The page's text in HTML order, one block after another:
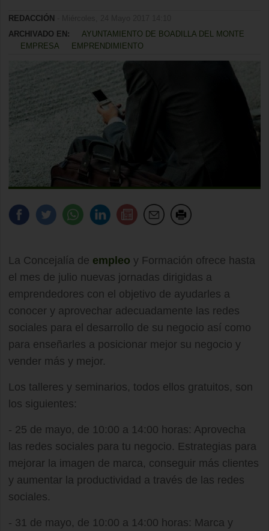
REDACCIÓN
ARCHIVADO EN:
AYUNTAMIENTO DE BOADILLA DEL MONTE
EMPRESA
EMPRENDIMIENTO
La Concejalía de empleo y Formación ofrece hasta
el mes de julio nuevas jornadas dirigidas a
emprendedores con el objetivo de ayudarles a
conocer y aprovechar adecuadamente las redes
sociales para el desarrollo de su negocio así como
para enseñarles a posicionar mejor su negocio y
vender más y mejor.
Los talleres y seminarios, todos ellos gratuitos, son
los siguientes:
- 25 de mayo, de 10:00 a 14:00 horas: Aprovecha
las redes sociales para tu negocio. Estrategias para
mejorar la imagen de marca, conseguir más clientes
y aumentar la productividad a través de las redes
sociales.
- 31 de mayo, de 10:00 a 14:00 horas: Marca y